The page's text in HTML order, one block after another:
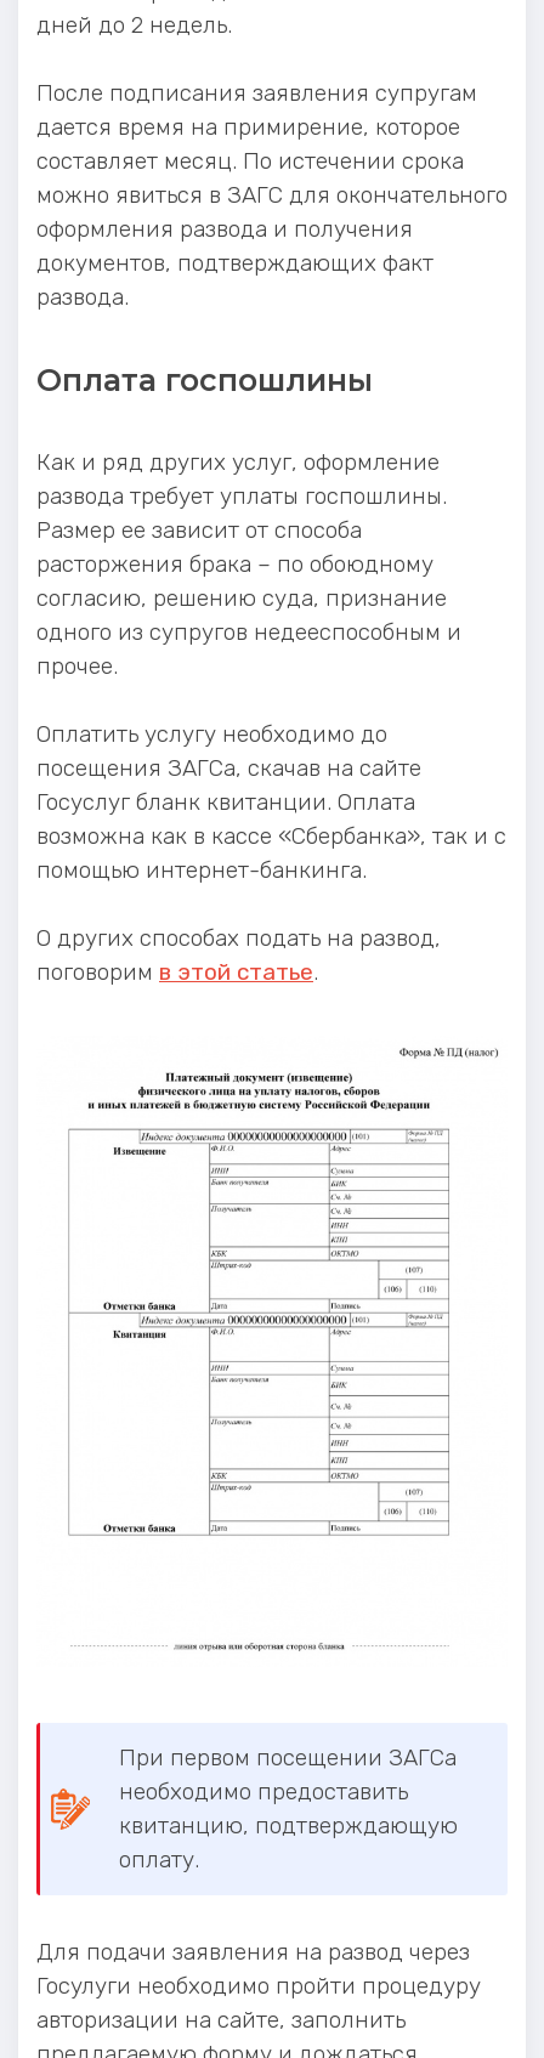
дней до 2 недель.
После подписания заявления супругам
дается время на примирение, которое
составляет месяц. По истечении срока
можно явиться в ЗАГС для окончательного
оформления развода и получения
документов, подтверждающих факт
развода.
Оплата госпошлины
Как и ряд других услуг, оформление
развода требует уплаты госпошлины.
Размер ее зависит от способа
расторжения брака – по обоюдному
согласию, решению суда, признание
одного из супругов недееспособным и
прочее.
Оплатить услугу необходимо до
посещения ЗАГСа, скачав на сайте
Госуслуг бланк квитанции. Оплата
возможна как в кассе «Сбербанка», так и с
помощью интернет-банкинга.
О других способах подать на развод,
поговорим в этой статье.
При первом посещении ЗАГСа
необходимо предоставить
квитанцию, подтверждающую
оплату.
Для подачи заявления на развод через
Госулуги необходимо пройти процедуру
авторизации на сайте, заполнить